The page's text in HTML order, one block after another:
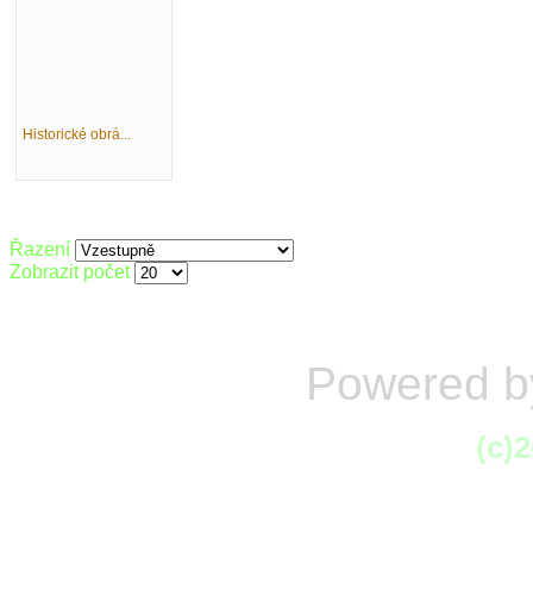
Historické obrá...
Řazení
Zobrazit počet
Powered